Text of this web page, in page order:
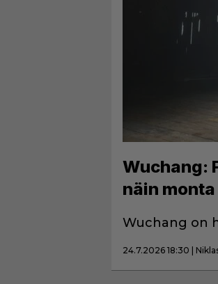
Wuchang:
näin
Wuchang on
24.7.2026 18:30 |